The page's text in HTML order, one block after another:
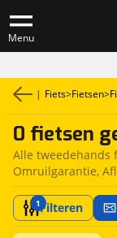
Menu
| Fiets>Fietsen>
0 fietsen
Alle tweedehands
Omruilgarantie,
1Filteren